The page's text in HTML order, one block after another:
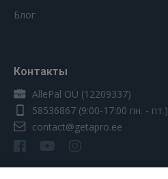
Блог
Контакты
AllePal OÜ (12209337)
58536867 (9:00-17:00 пн. - пт.)
contact@getapro.ee